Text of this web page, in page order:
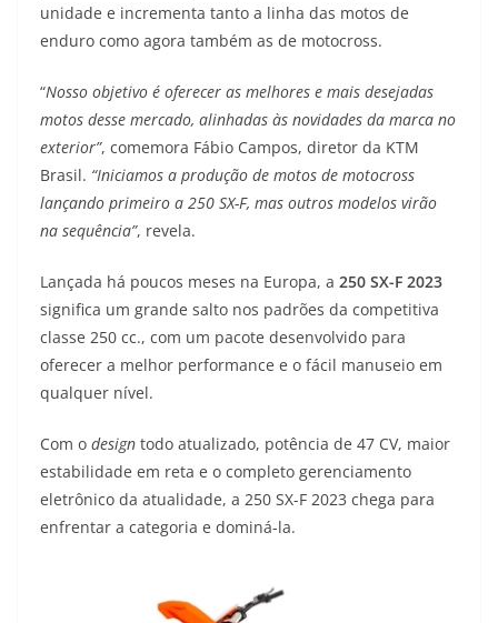
A
p
r
m
o
k
e
i
k
unidade e incrementa tanto a linha das motos de
enduro como agora também as de motocross.
“Nosso objetivo é oferecer as melhores e mais desejadas
motos desse mercado, alinhadas às novidades da marca no
exterior”, comemora Fábio Campos, diretor da KTM
Brasil. “Iniciamos a produção de motos de motocross
lançando primeiro a 250 SX-F, mas outros modelos virão
na sequência”, revela.
Lançada há poucos meses na Europa, a 250 SX-F 2023
significa um grande salto nos padrões da competitiva
classe 250 cc., com um pacote desenvolvido para
oferecer a melhor performance e o fácil manuseio em
qualquer nível.
Com o design todo atualizado, potência de 47 CV, maior
estabilidade em reta e o completo gerenciamento
eletrônico da atualidade, a 250 SX-F 2023 chega para
enfrentar a categoria e dominá-la.